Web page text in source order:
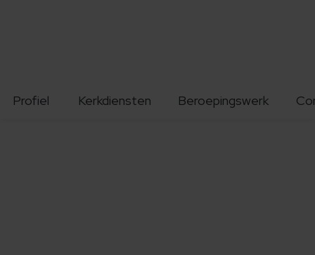
Profiel Kerkdiensten Beroepingswerk